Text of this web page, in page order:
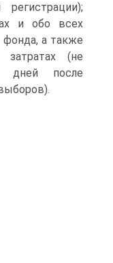
и обо всех
фонда, а также
(не
дней после